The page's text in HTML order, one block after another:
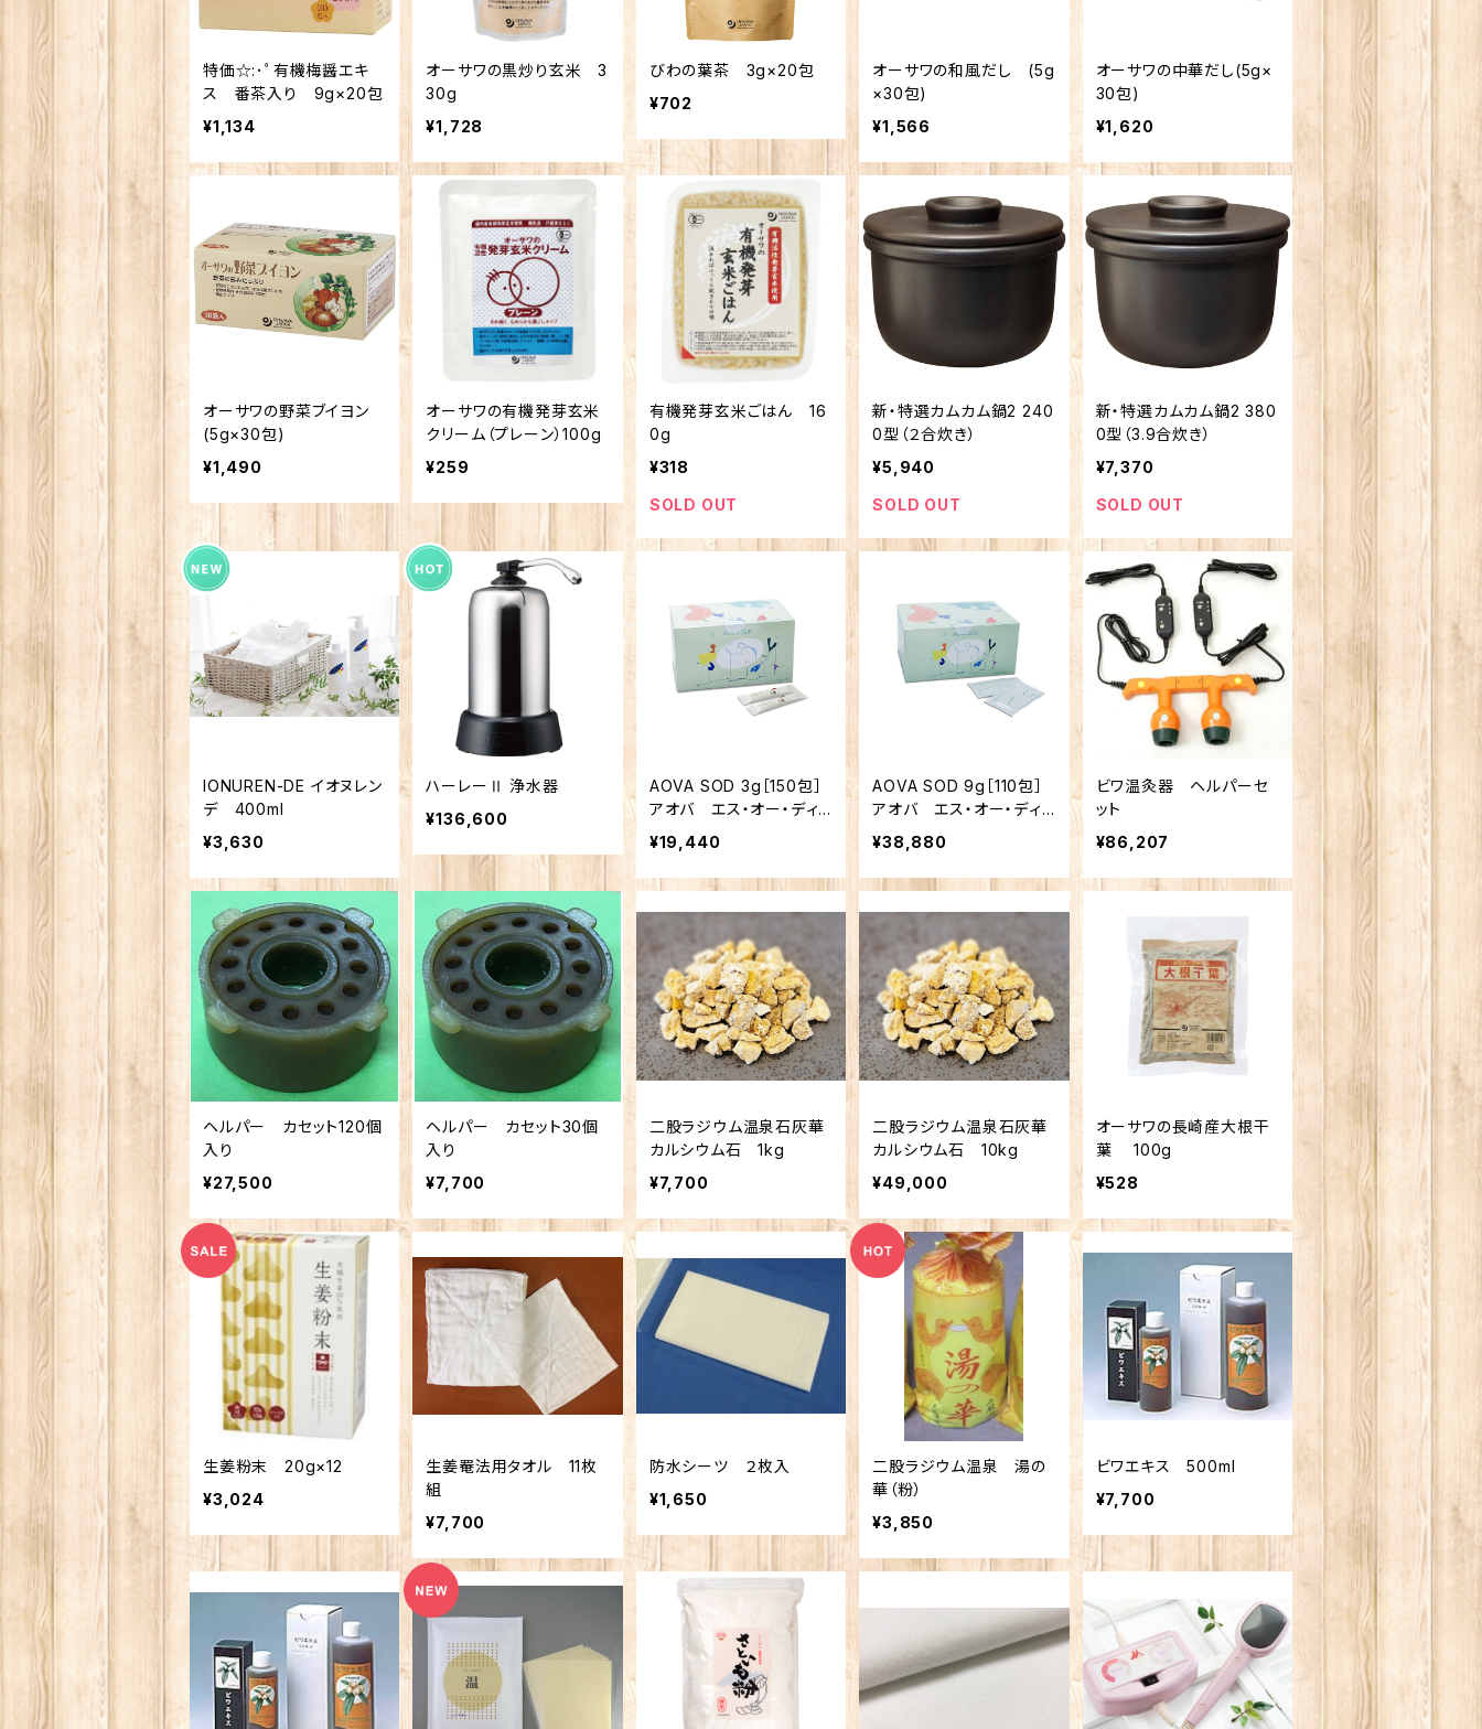
特価☆:･ﾟ有機梅醤エキ
ス 番茶入り 9g×20包
¥1,134
オーサワの黒炒り玄米 3
30g
¥1,728
びわの葉茶 3g×20包
¥702
オーサワの和風だし (5g
×30包)
¥1,566
オーサワの中華だし(5g×
30包)
¥1,620
オーサワの野菜ブイヨン
(5g×30包)
¥1,490
オーサワの有機発芽玄米
クリーム（プレーン）100g
¥259
有機発芽玄米ごはん 16
0g
¥318
SOLD OUT
新・特選カムカム鍋2 240
0型（２合炊き）
¥5,940
SOLD OUT
新・特選カムカム鍋2 380
0型（3.9合炊き）
¥7,370
SOLD OUT
IONUREN-DE イオヌレン
デ 400ml
¥3,630
ハーレーⅡ 浄水器
¥136,600
AOVA SOD 3g［150包］
アオバ エス・オー・ディ
ー スタンダードサイズ
¥19,440
AOVA SOD 9g［110包］
アオバ エス・オー・ディ
ー お徳用サイズ
¥38,880
ビワ温灸器 ヘルパーセ
ット
¥86,207
ヘルパー カセット120個
入り
¥27,500
ヘルパー カセット30個
入り
¥7,700
二股ラジウム温泉石灰華
カルシウム石 1kg
¥7,700
二股ラジウム温泉石灰華
カルシウム石 10kg
¥49,000
オーサワの長崎産大根干
葉 100g
¥528
生姜粉末 20g×12
¥3,024
生姜罨法用タオル 11枚
組
¥7,700
防水シーツ ２枚入
¥1,650
二股ラジウム温泉 湯の
華（粉）
¥3,850
ビワエキス 500ml
¥7,700